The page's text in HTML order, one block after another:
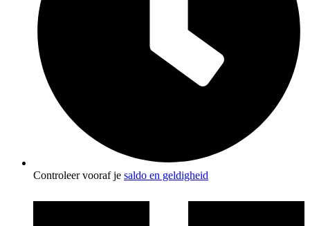
Controleer vooraf je saldo en geldigheid